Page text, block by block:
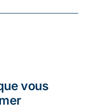
vous